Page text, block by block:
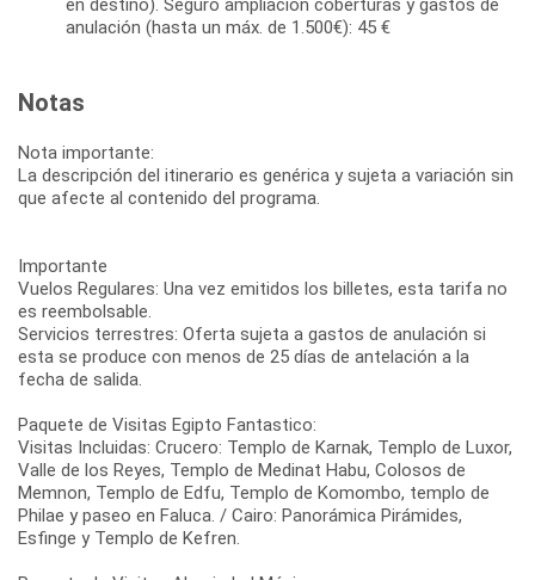
anulación (hasta un máx. de 1.500€): 45 €
Notas
Nota importante:
La descripción del itinerario es genérica y sujeta a variación sin
que afecte al contenido del programa.
Importante
Vuelos Regulares: Una vez emitidos los billetes, esta tarifa no
es reembolsable.
Servicios terrestres: Oferta sujeta a gastos de anulación si
esta se produce con menos de 25 días de antelación a la
fecha de salida.
Paquete de Visitas Egipto Fantastico:
Visitas Incluidas: Crucero: Templo de Karnak, Templo de Luxor,
Valle de los Reyes, Templo de Medinat Habu, Colosos de
Memnon, Templo de Edfu, Templo de Komombo, templo de
Philae y paseo en Faluca. / Cairo: Panorámica Pirámides,
Esfinge y Templo de Kefren.